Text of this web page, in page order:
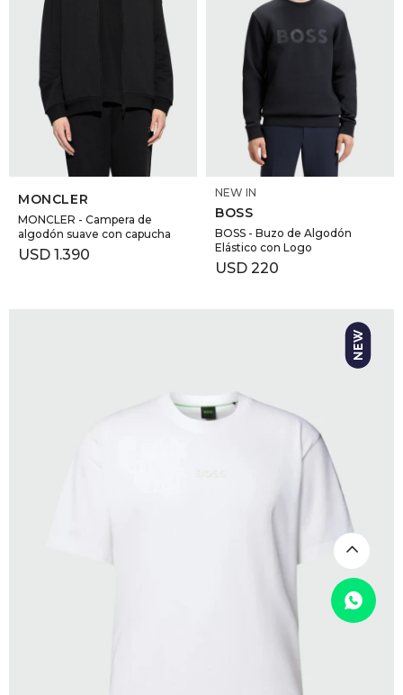
SELECCIONAR TALLE
MONCLER
MONCLER - Campera de
algodón suave con capucha
USD 1.390
SELECCIONAR TALLE
NEW IN
BOSS
BOSS - Buzo de Algodón
Elástico con Logo
USD 220